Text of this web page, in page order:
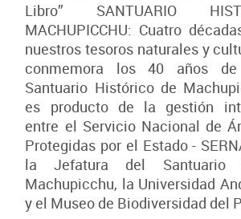
Libro” SANTUARIO
MACHUPICCHU: Cuatro
nuestros tesoros naturales y
conmemora los 40 años
Santuario Histórico de
es producto de la gestión
entre el Servicio Nacional de
Protegidas por el Estado -
la Jefatura del Santuario
Machupicchu, la Universidad
y el Museo de Biodiversidad del